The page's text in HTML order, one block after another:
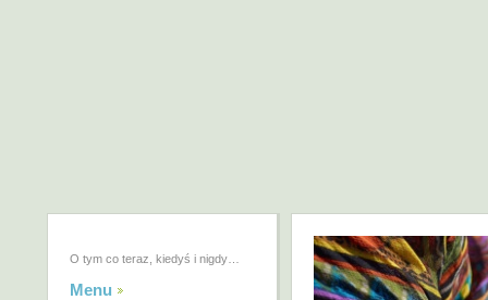
O tym co teraz, kiedyś i nigdy…
Menu